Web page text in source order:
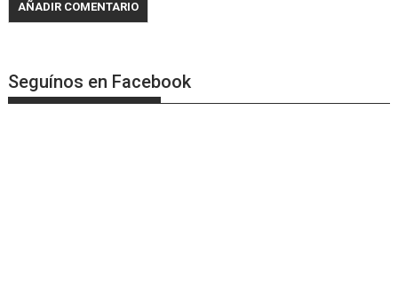
Seguínos en Facebook